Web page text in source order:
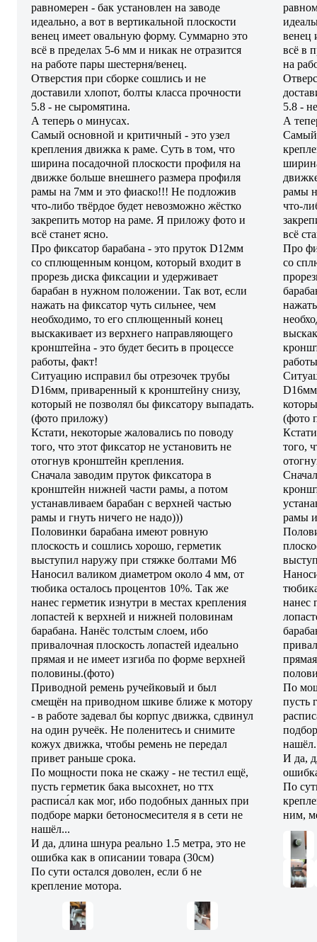
равномерен - бак установлен на заводе
идеально, а вот в вертикальной плоскости
венец имеет овальную форму. Суммарно это
всё в пределах 5-6 мм и никак не отразится
на работе пары шестерня/венец.
Отверстия при сборке сошлись и не
доставили хлопот, болты класса прочности
5.8 - не сыромятина.
А теперь о минусах.
Самый основной и критичный - это узел
крепления движка к раме. Суть в том, что
ширина посадочной плоскости профиля на
движке больше внешнего размера профиля
рамы на 7мм и это фиаско!!! Не подложив
что-либо твёрдое будет невозможно жёстко
закрепить мотор на раме. Я приложу фото и
всё станет ясно.
Про фиксатор барабана - это пруток D12мм
со сплющенным концом, который входит в
прорезь диска фиксации и удерживает
барабан в нужном положении. Так вот, если
нажать на фиксатор чуть сильнее, чем
необходимо, то его сплющенный конец
выскакивает из верхнего направляющего
кронштейна - это будет бесить в процессе
работы, факт!
Ситуацию исправил бы отрезочек трубы
D16мм, приваренный к кронштейну снизу,
который не позволял бы фиксатору выпадать.
(фото приложу)
Кстати, некоторые жаловались по поводу
того, что этот фиксатор не установить не
отогнув кронштейн крепления.
Сначала заводим пруток фиксатора в
кронштейн нижней части рамы, а потом
устанавливаем барабан с верхней частью
рамы и гнуть ничего не надо)))
Половинки барабана имеют ровную
плоскость и сошлись хорошо, герметик
выступил наружу при стяжке болтами М6
Наносил валиком диаметром около 4 мм, от
тюбика осталось процентов 10%. Так же
нанес герметик изнутри в местах крепления
лопастей к верхней и нижней половинам
барабана. Нанёс толстым слоем, ибо
привалочная плоскость лопастей идеально
прямая и не имеет изгиба по форме верхней
половины.(фото)
Приводной ремень ручейковый и был
смещён на приводном шкиве ближе к мотору
- в работе задевал бы корпус движка, сдвинул
на один ручеёк. Не поленитесь и снимите
кожух движка, чтобы ремень не передал
привет раньше срока.
По мощности пока не скажу - не тестил ещё,
пусть герметик бака высохнет, но ттх
расписа́л как мог, ибо подобных данных при
подборе марки бетоносмесителя я в сети не
нашёл...
И да, длина шнура реально 1.5 метра, это не
ошибка как в описании товара (30см)
По сути остался доволен, если б не
крепление мотора.
венец
всё в
на
5.8 -
А
Самый
рамы
что-
всё
Про
со
(фото
того,
рамы
нанес
По
пусть
И да,
По
ним,